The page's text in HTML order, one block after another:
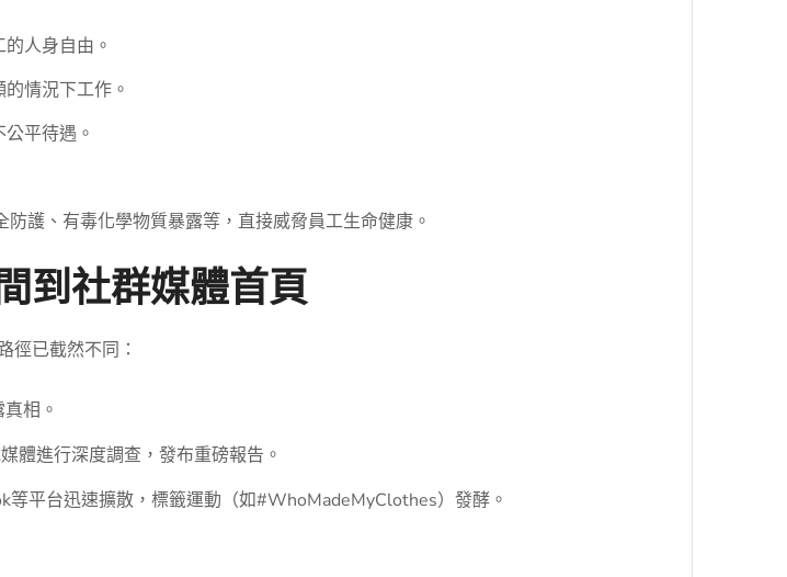
人身自由。
情況下工作。
平待遇。
護、有毒化學物質暴露等，直接威脅員工生命健康。
到社群媒體首頁
徑已截然不同：
相。
體進行深度調查，發布重磅報告。
平台迅速擴散，標籤運動（如#WhoMadeMyClothes）發酵。